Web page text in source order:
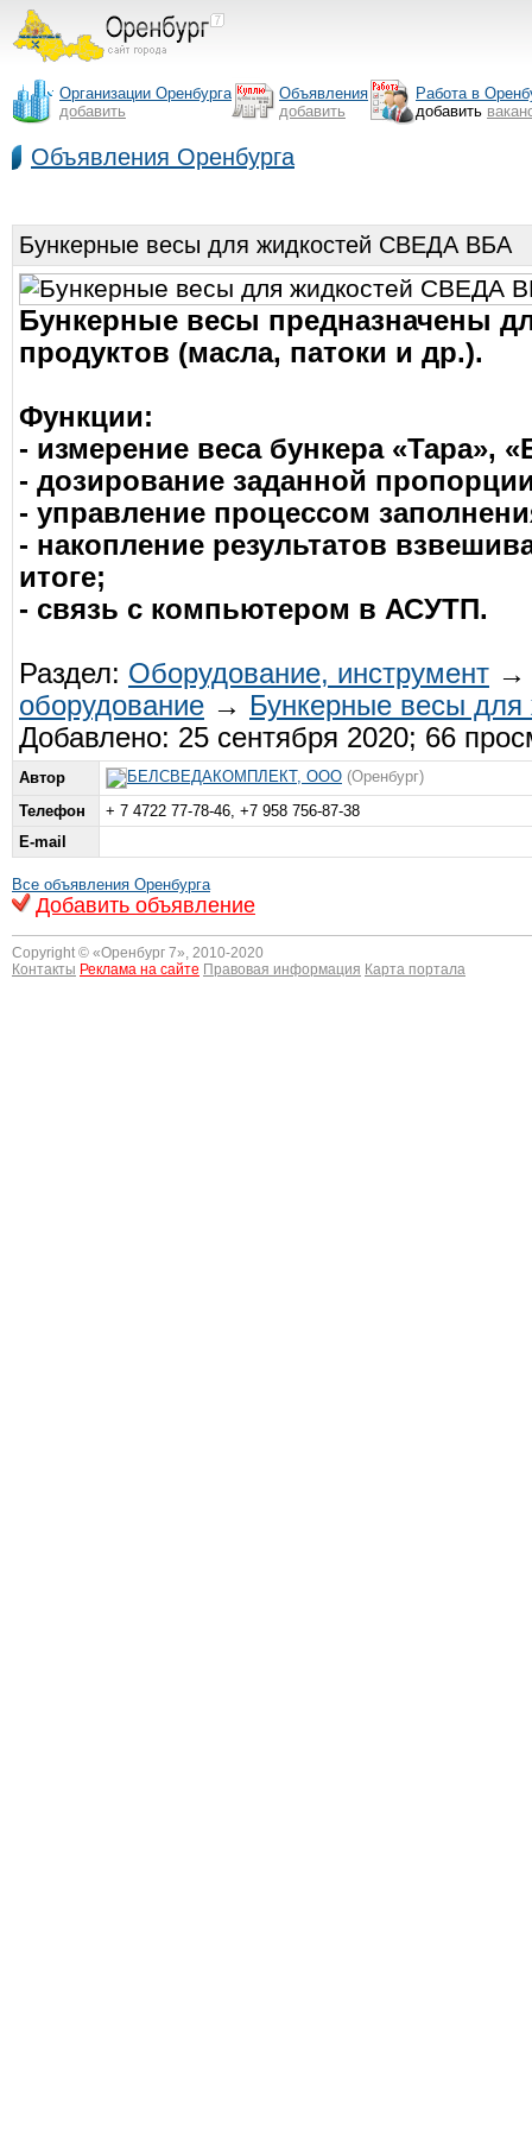
Организации Оренбурга
добавить
Объявления
добавить
Работа в
добавить
Объявления Оренбурга
Бункерные весы для жидкостей СВЕДА ВБА
Бункерные весы предназначены
продуктов (масла, патоки и др.).
Функции:
- измерение веса бункера «Тара»,
- дозирование заданной
- управление процессом
- накопление результатов
итоге;
- связь с компьютером в АСУТП.
Раздел: Оборудование, инструмент
оборудование →
Бункерные весы
Добавлено: 25 сентября 2020; 66
Автор БЕЛСВЕДАКОМПЛЕКТ, ООО (Оренбург)
Телефон
+ 7 4722 77-78-46, +7 958 756-87-38
E-mail
Все объявления Оренбурга
Добавить объявление
Copyright © «Оренбург 7», 2010-2020
Контакты Реклама на сайте Правовая информация Карта портала